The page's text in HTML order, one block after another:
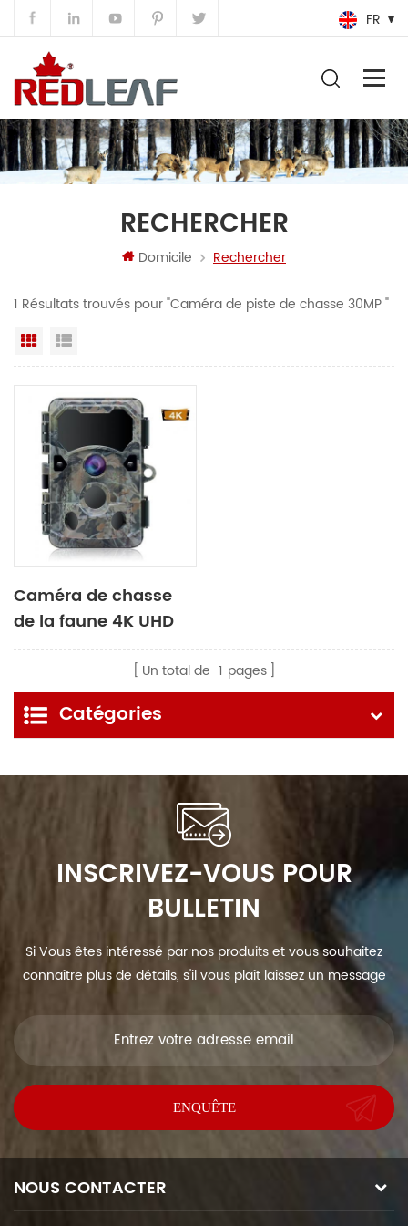
FR
RECHERCHER
Domicile Rechercher
1 Résultats trouvés pour "Caméra de piste de chasse 30MP "
Grille
Caméra de chasse
de la faune 4K UHD
Vidéo 30mp
Un total de 1 pages
Catégories
INSCRIVEZ-VOUS POUR
BULLETIN
Si Vous êtes intéressé par nos produits et vous souhaitez
connaître plus de détails, s'il vous plaît laissez un message
NOUS CONTACTER